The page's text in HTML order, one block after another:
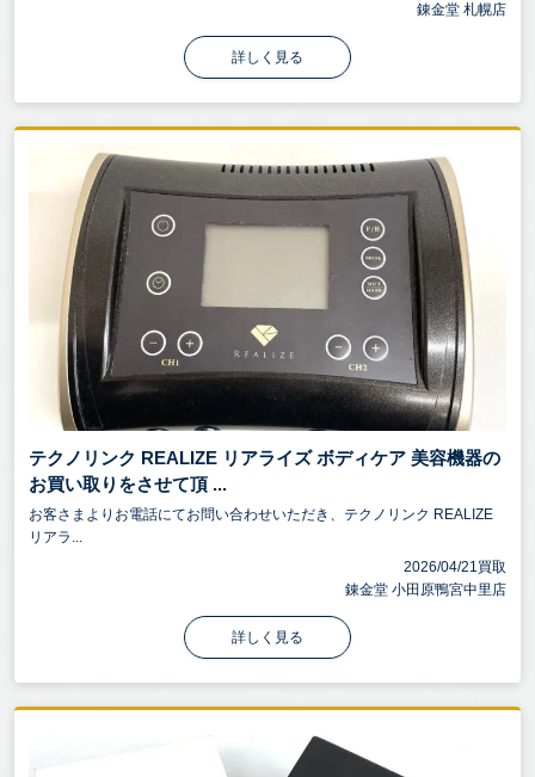
錬金堂 札幌店
詳しく見る
テクノリンク REALIZE リアライズ ボディケア 美容機器の
お買い取りをさせて頂 ...
お客さまよりお電話にてお問い合わせいただき、テクノリンク REALIZE
リアラ...
2026/04/21買取
錬金堂 小田原鴨宮中里店
詳しく見る